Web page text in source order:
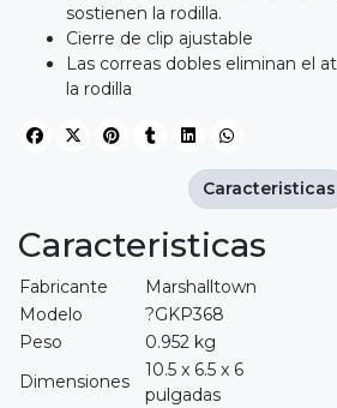
sostienen la rodilla.
Cierre de clip ajustable
Las correas dobles eliminan el
la rodilla
Caracteristicas
Fabricante
Marshalltown
Modelo
?GKP368
Peso
0.952 kg
Dimensiones
10.5 x 6.5 x 6
pulgadas
Caracteristicas